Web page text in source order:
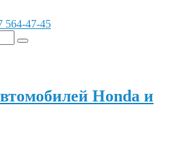
564-47-45
Honda и